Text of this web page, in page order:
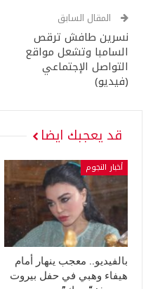
المقال السابق
نسرين طافش ترقص
السامبا وتشعل مواقع
التواصل الإجتماعي
(فيديو)
قد يعجبك ايضا
أخبار النجوم
بالفيديو.. معجب ينهار أمام
هيفاء وهبي في حفل بيروت